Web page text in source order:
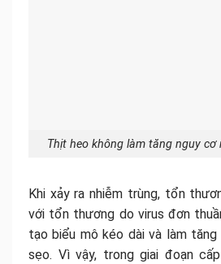
Thịt heo không làm tăng nguy cơ
Khi xảy ra nhiễm trùng, tổn
với tổn thương do virus đơn
tạo biểu mô kéo dài và làm tăng
sẹo. Vì vậy, trong giai đoạn